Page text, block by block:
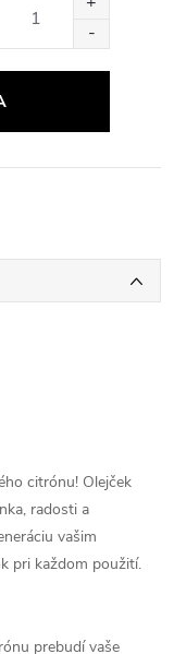
citrónu! Olejček
radosti a
vašim
pri každom použití.
prebudí vaše